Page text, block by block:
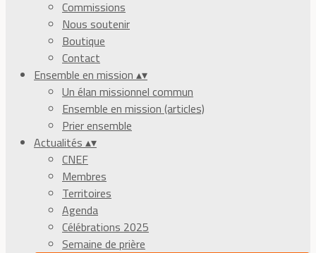
Commissions
Nous soutenir
Boutique
Contact
Ensemble en mission ▴▾
Un élan missionnel commun
Ensemble en mission (articles)
Prier ensemble
Actualités ▴▾
CNEF
Membres
Territoires
Agenda
Célébrations 2025
Semaine de prière